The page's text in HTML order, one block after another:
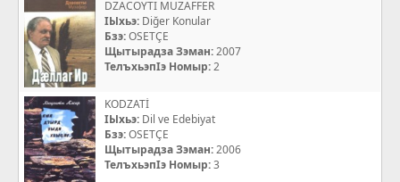
DZACOYTI MUZAFFER
IЫхьэ: Diğer Konular
Бзэ:OSETÇE
Щытырадза Зэман:2007
ТелъхьэпIэ Номыр:2
KODZATİ
IЫхьэ: Dil ve Edebiyat
Бзэ:OSETÇE
Щытырадза Зэман:2006
ТелъхьэпIэ Номыр:3